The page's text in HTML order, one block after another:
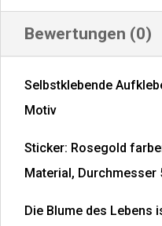
Bewertungen (0)
Selbstklebende
Motiv
Sticker: Rosegold
Material, Durchmesser
Die Blume des Lebens